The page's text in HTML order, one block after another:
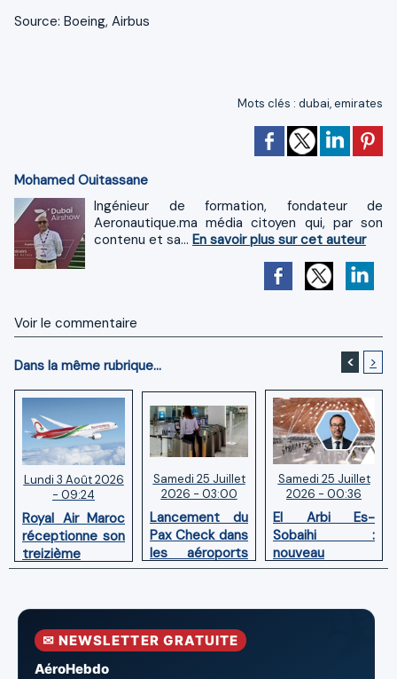
Source: Boeing, Airbus
Mots clés : dubai,emirates
Mohamed Ouitassane
Ingénieur de formation, fondateur de
Aeronautique.ma média citoyen qui, par son
contenu et sa... En savoir plus sur cet auteur
Voir le commentaire
Dans la même rubrique... < >
Lundi 3 Août 2026
- 09:24
Royal Air Maroc
réceptionne son
treizième
Boeing 787
Samedi 25 Juillet
2026 - 03:00
Lancement du
Pax Check dans
les aéroports
du Maroc
Samedi 25 Juillet
2026 - 00:36
El Arbi Es-
Sobaihi :
nouveau
directeur à la
l’Aéroport
Mohammed V
✉ NEWSLETTER GRATUITE
AéroHebdo